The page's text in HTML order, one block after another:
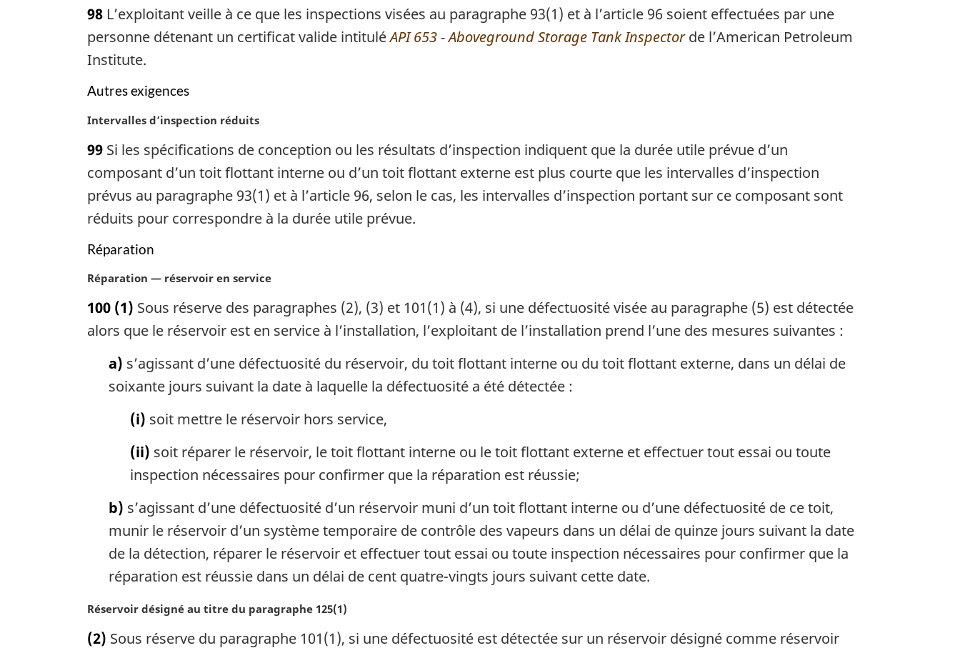
i
n
a
l
:
t
e
m
a
r
g
i
a
e
:
98 L’exploitant veille à ce que les inspections visées au paragraphe 93(1) et à l’article 96 soient effectuées par une
personne détenant un certificat valide intituléAPI 653 - Aboveground Storage Tank Inspectorde l’American Petroleum
Institute.
Autres exigences
N
t
e
a
r
i
a
l
e
:
Intervalles d’inspection réduits
99 Si les spécifications de conception ou les résultats d’inspection indiquent que la durée utile prévue d’un
composant d’un toit flottant interne ou d’un toit flottant externe est plus courte que les intervalles d’inspection
prévus au paragraphe 93(1) et à l’article 96, selon le cas, les intervalles d’inspection portant sur ce composant sont
réduits pour correspondre à la durée utile prévue.
Réparation
N
t
e
Réparation — réservoir en service
100 (1) Sous réserve des paragraphes (2), (3) et 101(1) à (4), si une défectuosité visée au paragraphe (5) est détectée
alors que le réservoir est en service à l’installation, l’exploitant de l’installation prend l’une des mesures suivantes :
a) s’agissant d’une défectuosité du réservoir, du toit flottant interne ou du toit flottant externe, dans un délai de
soixante jours suivant la date à laquelle la défectuosité a été détectée :
(i) soit mettre le réservoir hors service,
(ii) soit réparer le réservoir, le toit flottant interne ou le toit flottant externe et effectuer tout essai ou toute
inspection nécessaires pour confirmer que la réparation est réussie;
b) s’agissant d’une défectuosité d’un réservoir muni d’un toit flottant interne ou d’une défectuosité de ce toit,
munir le réservoir d’un système temporaire de contrôle des vapeurs dans un délai de quinze jours suivant la date
de la détection, réparer le réservoir et effectuer tout essai ou toute inspection nécessaires pour confirmer que la
réparation est réussie dans un délai de cent quatre-vingts jours suivant cette date.
N
t
Réservoir désigné au titre du paragraphe 125(1)
(2) Sous réserve du paragraphe 101(1), si une défectuosité est détectée sur un réservoir désigné comme réservoir